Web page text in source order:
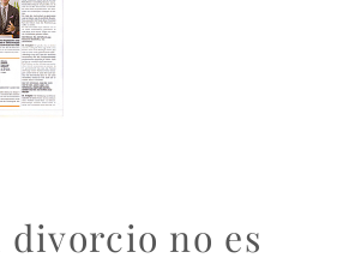
divorcio no es